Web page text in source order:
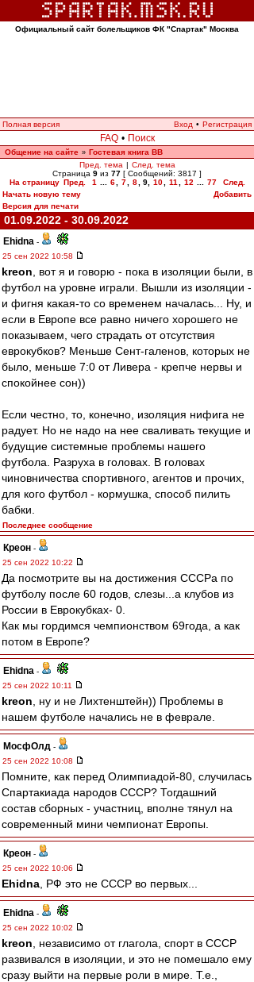
Официальный сайт болельщиков ФК "Спартак" Москва
Полная версия Вход • Регистрация
FAQ • Поиск
Общение на сайте » Гостевая книга ВВ
Пред. тема | След. тема
Страница 9 из 77 [ Сообщений: 3817 ]
На страницу Пред. 1 6 7 8 9, 10 11 12 77
След.
Начать новую тему
Добавить
Версия для печати
01.09.2022 - 30.09.2022
Ehidna -
25 сен 2022 10:58
kreon , вот я и говорю - пока в изоляции были, в
футбол на уровне играли. Вышли из изоляции -
и фигня какая-то со временем началась... Ну, и
если в Европе все равно ничего хорошего не
показываем, чего страдать от отсутствия
еврокубков? Меньше Сент-галенов, которых не
было, меньше 7:0 от Ливера - крепче нервы и
спокойнее сон))
Если честно, то, конечно, изоляция нифига не
радует. Но не надо на нее сваливать текущие и
будущие системные проблемы нашего
футбола. Разруха в головах. В головах
чиновничества спортивного, агентов и прочих,
для кого футбол - кормушка, способ пилить
бабки.
Последнее сообщение
Креон -
25 сен 2022 10:22
Да посмотрите вы на достижения СССРа по
футболу после 60 годов, слезы...а клубов из
России в Еврокубках- 0.
Как мы гордимся чемпионством 69года, а как
потом в Европе?
Ehidna -
25 сен 2022 10:11
kreon , ну и не Лихтенштейн)) Проблемы в
нашем футболе начались не в феврале.
МосфОлд -
25 сен 2022 10:08
Помните, как перед Олимпиадой-80, случилась
Спартакиада народов СССР? Тогдашний
состав сборных - участниц, вполне тянул на
современный мини чемпионат Европы.
Креон -
25 сен 2022 10:06
Ehidna , РФ это не СССР во первых...
Ehidna -
25 сен 2022 10:02
kreon , независимо от глагола, спорт в СССР
развивался в изоляции, и это не помешало ему
сразу выйти на первые роли в мире. Т.е.,